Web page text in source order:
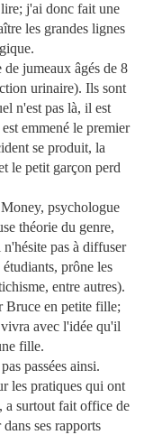
j'ai donc fait une
les grandes lignes
jumeaux âgés de 8
urinaire). Ils sont
n'est pas là, il est
emmené le premier
se produit, la
le petit garçon perd
psychologue
théorie du genre,
pas à diffuser
prône les
entre autres).
Bruce en petite fille;
avec l'idée qu'il
fille.
passées ainsi.
les pratiques qui ont
a surtout fait office de
ses rapports